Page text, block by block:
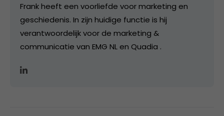
Frank heeft een voorliefde voor marketing en
geschiedenis. In zijn huidige functie is hij
verantwoordelijk voor de marketing &
communicatie van EMG NL en Quadia .